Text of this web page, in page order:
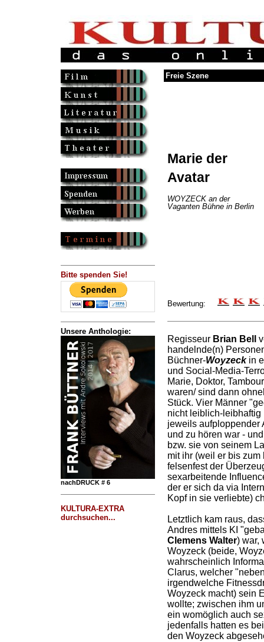
Bitte spenden Sie!
Unsere Anthologie:
nachDRUCK # 6
KULTURA-EXTRA
durchsuchen...
Freie Szene
Marie der
Avatar
WOYZECK an der
Vaganten Bühne in Berlin
Bewertung:
Regisseur Brian Bell
handelnde(n)
Büchner-Woyzeckin
und Social-Media-
Marie, Doktor,
waren/ sind dann
Stück. Vier Männer
nicht leiblich-
jeweils aufploppender
und zu hören war -
bzw. sie von seinem
mit ihr (weil er bis
felsenfest der
sexarbeitende
der er sich da via
Kopf in sie verliebte)
Letztlich kam raus,
Andres mittels KI
Clemens Walter) war,
Woyzeck (beide,
wahrscheinlich
Clarus, welcher
irgendwelche
Woyzeck macht) sein
wollte; zwischen ihm
ein womöglich auch
jedenfalls hatten es
den Woyzeck